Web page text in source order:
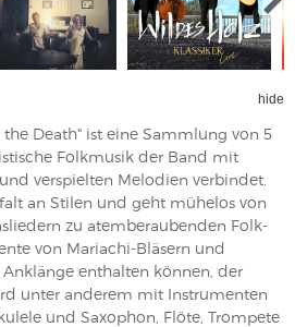
hide
Death" ist eine Sammlung von 5
Folkmusik der Band mit
verspielten Melodien verbindet.
an Stilen und geht mühelos von
zu atemberaubenden Folk-
von Mariachi-Bläsern und
enthalten können, der
unter anderem mit Instrumenten
und Saxophon, Flöte, Trompete